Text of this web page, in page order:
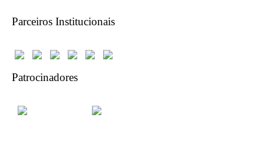
Parceiros Institucionais
Patrocinadores